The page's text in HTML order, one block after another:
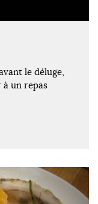
le déluge,
à un repas